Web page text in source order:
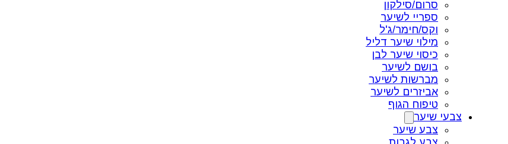
סרום/סילקון
ספריי לשיער
וקס/חימר/ג'ל
מילוי שיער דליל
כיסוי שיער לבן
בושם לשיער
מברשות לשיער
אביזרים לשיער
טיפוח הגוף
צבעי שיער
צבע שיער